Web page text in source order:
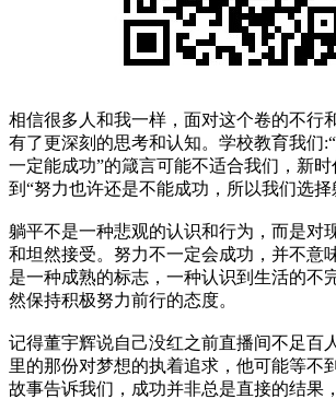
相信很多人和我一样，面对这个卷的不行
有了更深刻的思考和认知。学校教育我们
一定能成功”的箴言可能不适合我们，新
到“努力也许还是不能成功，所以我们选择
躺平不是一种悲观的认识和行为，而是对
和坦然接受。努力不一定会成功，并不意
是一种成熟的标志，一种认识到生活的不
然保持积极努力前行的态度。
记得董宇辉说自己没红之前直播间不足百
里的那份对梦想的执着追求，他可能等不
故事告诉我们，成功并非总是直接的结果